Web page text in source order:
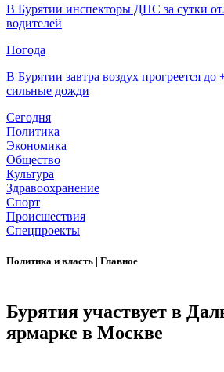
В Бурятии инспекторы ДПС за сутки
водителей
Погода
В Бурятии завтра воздух прогреется
сильные дожди
Сегодня
Политика
Экономика
Общество
Культура
Здравоохранение
Спорт
Происшествия
Спецпроекты
Политика и власть | Главное
Бурятия участвует в
ярмарке в Москве